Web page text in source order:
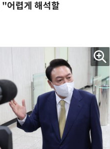
"어렵게 해석할